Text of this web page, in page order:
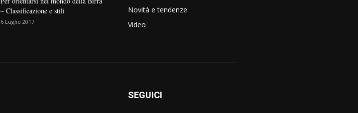
– Classificazione e stili
6 Luglio 2017
Novità e tendenze
Video
SEGUICI